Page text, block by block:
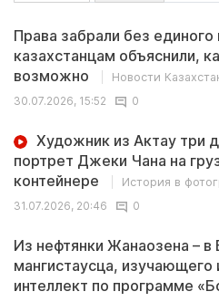
Права забрали без
казахстанцам объяснили,
возможно
Новости
30.07.2026, 15:52
0
Художник из Актау три
портрет Джеки Чана на
контейнере
История в
31.07.2026, 20:46
0
Из нефтянки Жанаозена – в
мангистаусца, изучающего
интеллект по программе